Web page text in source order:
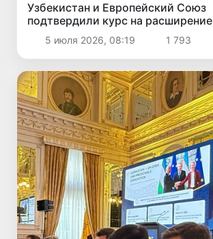
Узбекистан и Европейский Союз
подтвердили курс на расширение
сотрудничества
5 июля 2026, 08:19 1 793